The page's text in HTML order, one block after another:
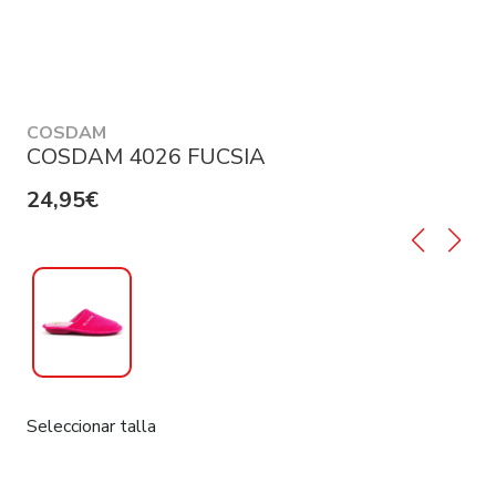
COSDAM
COSDAM 4026 FUCSIA
24,95€
Seleccionar talla